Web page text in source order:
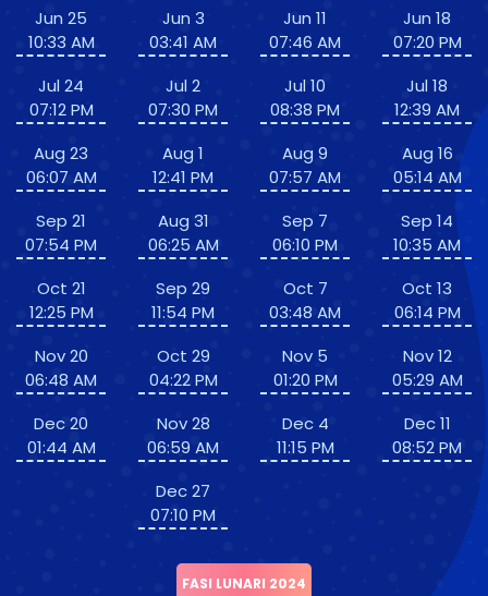
Jun 25
10:33 AM
Jul 24
07:12 PM
Aug 23
06:07 AM
Sep 21
07:54 PM
Oct 21
12:25 PM
Nov 20
06:48 AM
Dec 20
01:44 AM
Jun 3
03:41 AM
Jul 2
07:30 PM
Aug 1
12:41 PM
Aug 31
06:25 AM
Sep 29
11:54 PM
Oct 29
04:22 PM
Nov 28
06:59 AM
Dec 27
07:10 PM
Jun 11
07:46 AM
Jul 10
08:38 PM
Aug 9
07:57 AM
Sep 7
06:10 PM
Oct 7
03:48 AM
Nov 5
01:20 PM
Dec 4
11:15 PM
Jun 18
07:20 PM
Jul 18
12:39 AM
Aug 16
05:14 AM
Sep 14
10:35 AM
Oct 13
06:14 PM
Nov 12
05:29 AM
Dec 11
08:52 PM
FASI LUNARI 2024